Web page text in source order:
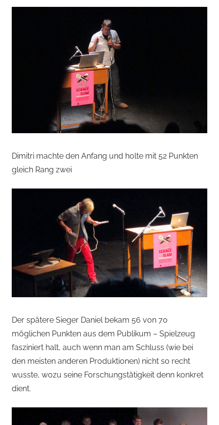
Dimitri machte den Anfang und holte mit 52 Punkten
gleich Rang zwei
Der spätere Sieger Daniel bekam 56 von 70
möglichen Punkten aus dem Publikum – Spielzeug
fasziniert halt, auch wenn man am Schluss (wie bei
den meisten anderen Produktionen) nicht so recht
wusste, wozu seine Forschungstätigkeit denn konkret
dient.